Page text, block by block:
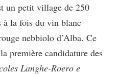
un petit village de 250
à la fois du vin blanc
nebbiolo d’Alba. Ce
première candidature des
Langhe-Roero e